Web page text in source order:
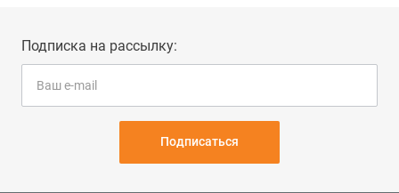
Подписка на рассылку:
Подписаться